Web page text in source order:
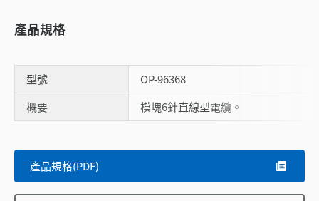
產品規格
型號
OP-96368
概要
模塊6針直線型電纜。
產品規格(PDF)